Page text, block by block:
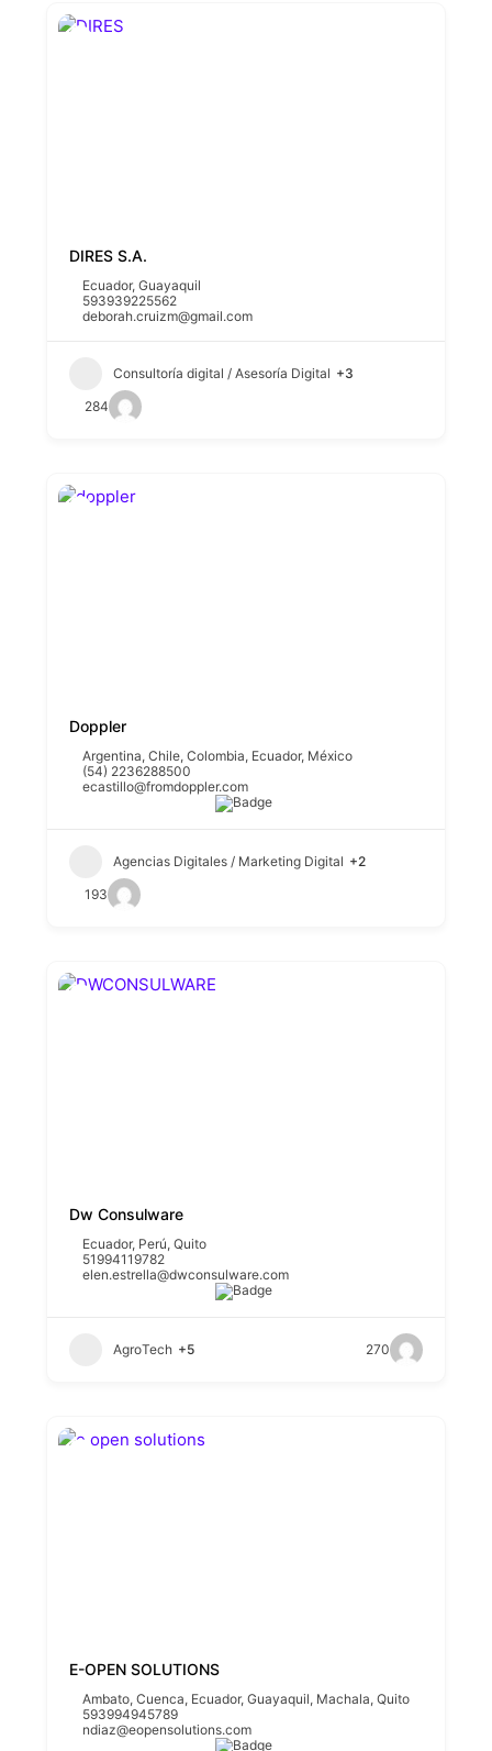
DIRES S.A.
Ecuador,Guayaquil
593939225562
deborah.cruizm@gmail.com
Consultoría digital / Asesoría Digital +3
284
Doppler
Argentina,Chile,Colombia, Ecuador, México
(54) 2236288500
ecastillo@fromdoppler.com
Agencias Digitales / Marketing Digital +2
193
Dw Consulware
Ecuador, Perú,Quito
51994119782
elen.estrella@dwconsulware.com
AgroTech +5 270
E-OPEN SOLUTIONS
Ambato,Cuenca, Ecuador,Guayaquil, Machala,Quito
593994945789
ndiaz@eopensolutions.com